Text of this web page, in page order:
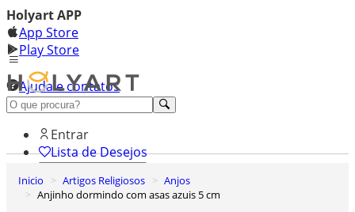
Holyart APP
App Store
Play Store
Ajuda e contatos
Conheça premium
Entrar
Lista de Desejos
0
Carrinho de Compras
Inicio Artigos Religiosos
Anjos
Anjinho dormindo com asas azuis 5 cm